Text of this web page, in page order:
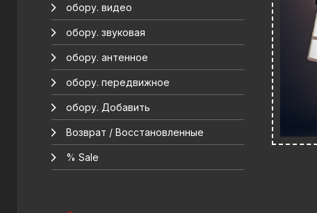
обору. видео
обору. звуковая
обору. антенное
обору. передвижное
обору. Добавить
Возврат / Восстановленные
% Sale